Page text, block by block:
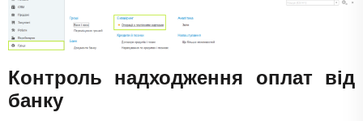
Контроль надходження оплат від
банку